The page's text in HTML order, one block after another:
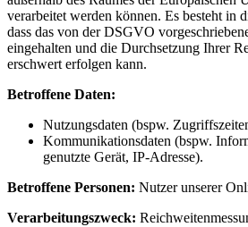
verarbeitet werden können. Es besteht in
dass das von der DSGVO
eingehalten und die Durchsetzung Ihrer
erschwert erfolgen kann.
Betroffene Daten:
Nutzungsdaten (bspw.
Kommunikationsdaten (bspw.
genutzte Gerät, IP-Adresse).
Betroffene Personen: Nutzer unserer
Verarbeitungszweck: